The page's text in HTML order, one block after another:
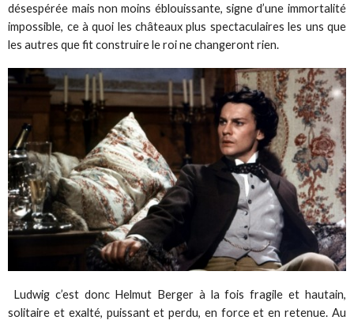
désespérée mais non moins éblouissante, signe d’une immortalité
impossible, ce à quoi les châteaux plus spectaculaires les uns que
les autres que fit construire le roi ne changeront rien.
Ludwig c’est donc Helmut Berger à la fois fragile et hautain,
solitaire et exalté, puissant et perdu, en force et en retenue. Au